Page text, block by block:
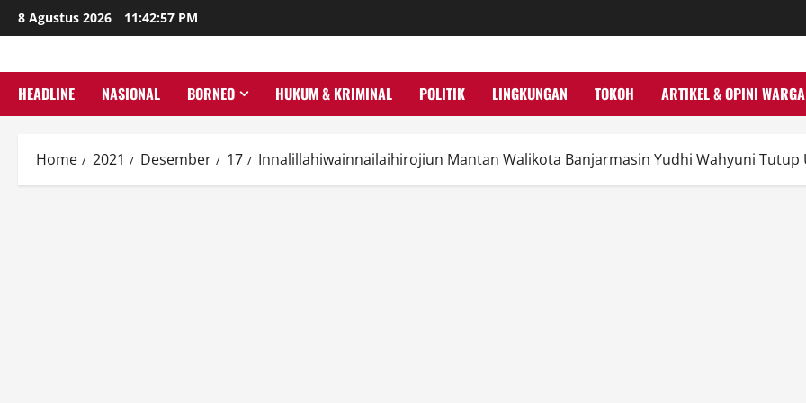
Skip
to
8 Agustus 2026 11:42:58 PM
HEADLINE NASIONAL BORNEO HUKUM & KRIMINAL POLITIK LINGKUNGAN TOKOH ARTIKEL & OPINI WARGA
Home 2021 Desember 17 Innalillahiwainnailaihirojiun Mantan Walikota Banjarmasin Yudhi Wahyuni Tutup